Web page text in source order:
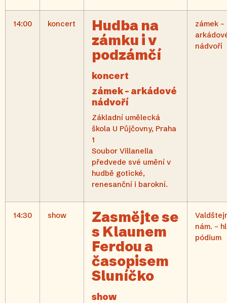
14:00 koncert
Hudba na
zámku i v
podzámčí
koncert
zámek – arkádové
nádvoří
Základní umělecká
škola U Půjčovny, Praha
1
Soubor Villanella
předvede své umění v
hudbě gotické,
renesanční i barokní.
zámek –
nádvoří
14:30 show
Zasmějte se
s Klaunem
Ferdou a
časopisem
Sluníčko
show
nám. –
pódium